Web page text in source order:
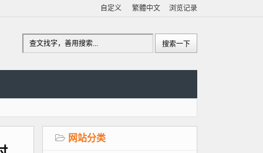
自定义 繁體中文 浏览记录
网站分类